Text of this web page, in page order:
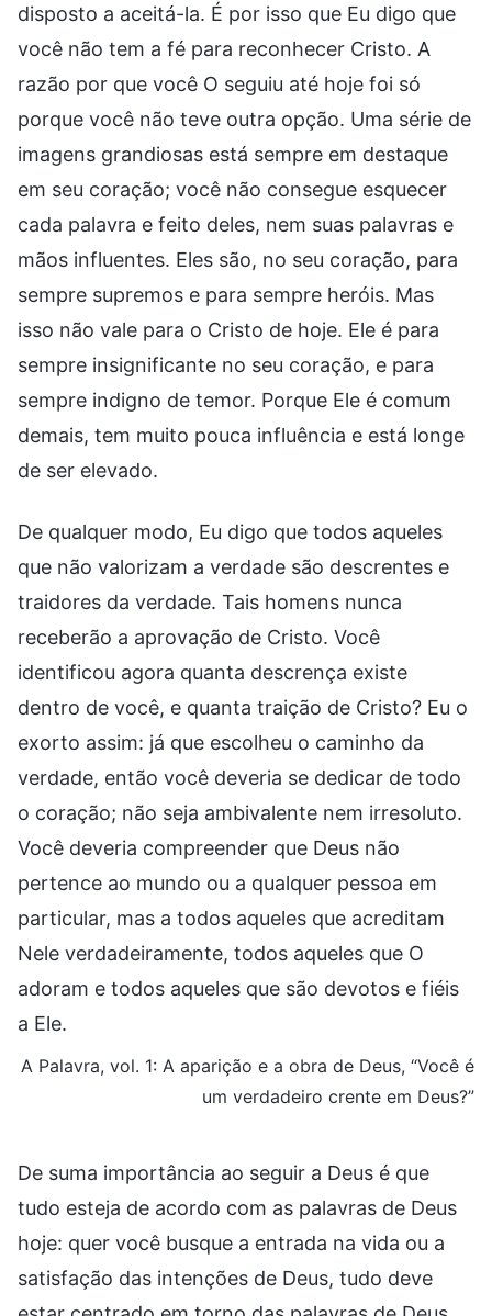
disposto a aceitá-la. É por isso que Eu digo que
você não tem a fé para reconhecer Cristo. A
razão por que você O seguiu até hoje foi só
porque você não teve outra opção. Uma série de
imagens grandiosas está sempre em destaque
em seu coração; você não consegue esquecer
cada palavra e feito deles, nem suas palavras e
mãos influentes. Eles são, no seu coração, para
sempre supremos e para sempre heróis. Mas
isso não vale para o Cristo de hoje. Ele é para
sempre insignificante no seu coração, e para
sempre indigno de temor. Porque Ele é comum
demais, tem muito pouca influência e está longe
de ser elevado.
De qualquer modo, Eu digo que todos aqueles
que não valorizam a verdade são descrentes e
traidores da verdade. Tais homens nunca
receberão a aprovação de Cristo. Você
identificou agora quanta descrença existe
dentro de você, e quanta traição de Cristo? Eu o
exorto assim: já que escolheu o caminho da
verdade, então você deveria se dedicar de todo
o coração; não seja ambivalente nem irresoluto.
Você deveria compreender que Deus não
pertence ao mundo ou a qualquer pessoa em
particular, mas a todos aqueles que acreditam
Nele verdadeiramente, todos aqueles que O
adoram e todos aqueles que são devotos e fiéis
a Ele.
A Palavra, vol. 1: A aparição e a obra de Deus, “Você é
um verdadeiro crente em Deus?”
De suma importância ao seguir a Deus é que
tudo esteja de acordo com as palavras de Deus
hoje: quer você busque a entrada na vida ou a
satisfação das intenções de Deus, tudo deve